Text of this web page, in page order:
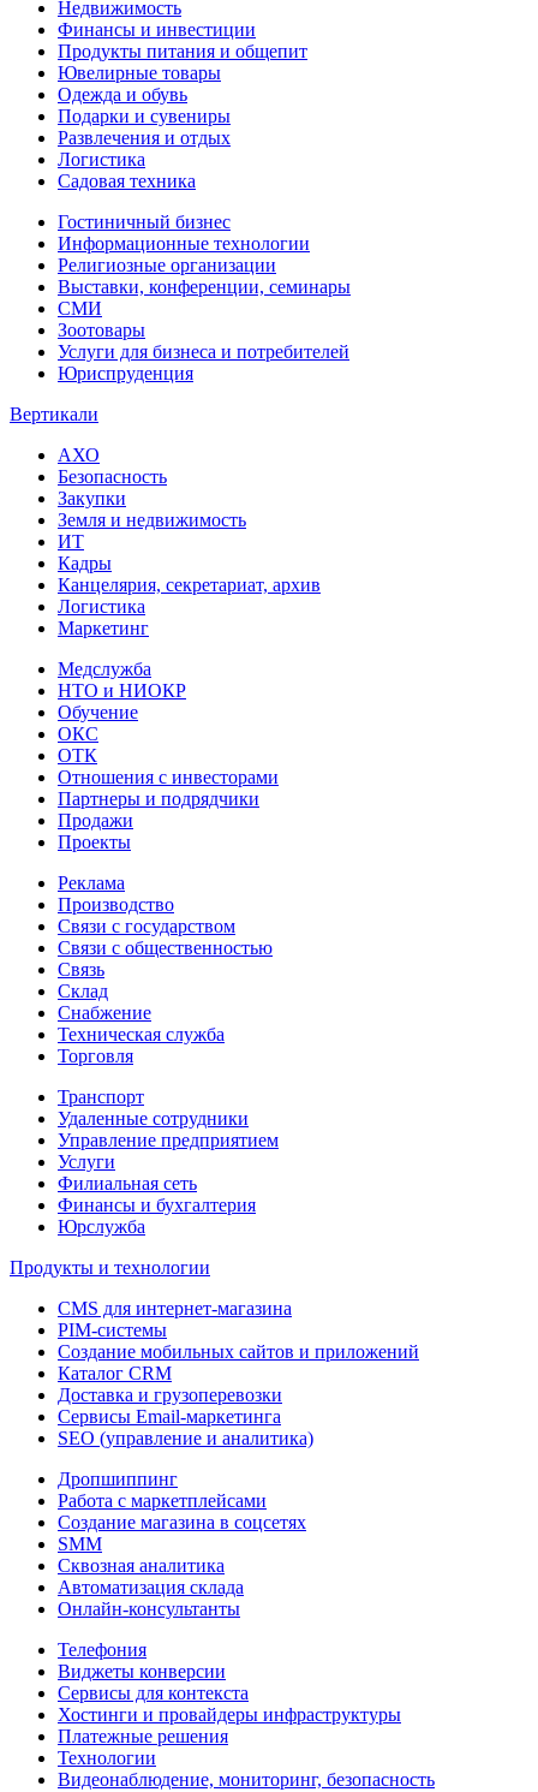
Недвижимость
Финансы и инвестиции
Продукты питания и общепит
Ювелирные товары
Одежда и обувь
Подарки и сувениры
Развлечения и отдых
Логистика
Садовая техника
Гостиничный бизнес
Информационные технологии
Религиозные организации
Выставки, конференции, семинары
СМИ
Зоотовары
Услуги для бизнеса и потребителей
Юриспруденция
Вертикали
АХО
Безопасность
Закупки
Земля и недвижимость
ИТ
Кадры
Канцелярия, секретариат, архив
Логистика
Маркетинг
Медслужба
НТО и НИОКР
Обучение
ОКС
ОТК
Отношения с инвесторами
Партнеры и подрядчики
Продажи
Проекты
Реклама
Производство
Связи с государством
Связи с общественностью
Связь
Склад
Снабжение
Техническая служба
Торговля
Транспорт
Удаленные сотрудники
Управление предприятием
Услуги
Филиальная сеть
Финансы и бухгалтерия
Юрслужба
Продукты и технологии
CMS для интернет-магазина
PIM-системы
Создание мобильных сайтов и приложений
Каталог CRM
Доставка и грузоперевозки
Сервисы Email-маркетинга
SEO (управление и аналитика)
Дропшиппинг
Работа с маркетплейсами
Создание магазина в соцсетях
SMM
Сквозная аналитика
Автоматизация склада
Онлайн-консультанты
Телефония
Виджеты конверсии
Сервисы для контекста
Хостинги и провайдеры инфраструктуры
Платежные решения
Технологии
Видеонаблюдение, мониторинг, безопасность